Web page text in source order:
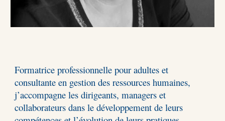
Formatrice professionnelle pour adultes et
consultante en gestion des ressources humaines,
j’accompagne les dirigeants, managers et
collaborateurs dans le développement de leurs